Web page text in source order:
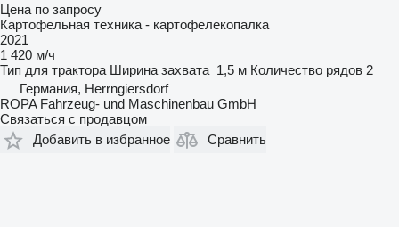
Цена по запросу
Картофельная техника - картофелекопалка
2021
1 420 м/ч
Тип для трактора Ширина захвата 1,5 м Количество рядов 2
Германия, Herrngiersdorf
ROPA Fahrzeug- und Maschinenbau GmbH
Связаться с продавцом
Добавить в избранное
Сравнить